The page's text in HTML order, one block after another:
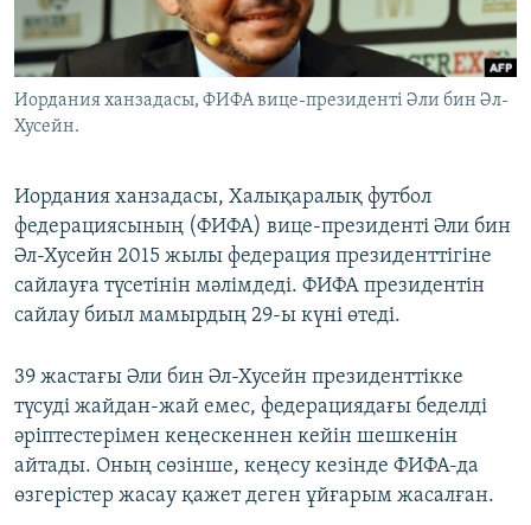
ЖАЗЫЛЫҢЫЗ
Басқа тілдерде
Иордания ханзадасы, ФИФА вице-президенті Әли бин Әл-
Хусейн.
Иордания ханзадасы, Халықаралық футбол
федерациясының (ФИФА) вице-президенті Әли бин
Әл-Хусейн 2015 жылы федерация президенттігіне
сайлауға түсетінін мәлімдеді. ФИФА президентін
сайлау биыл мамырдың 29-ы күні өтеді.
39 жастағы Әли бин Әл-Хусейн президенттікке
түсуді жайдан-жай емес, федерациядағы беделді
әріптестерімен кеңескеннен кейін шешкенін
айтады. Оның сөзінше, кеңесу кезінде ФИФА-да
өзгерістер жасау қажет деген ұйғарым жасалған.